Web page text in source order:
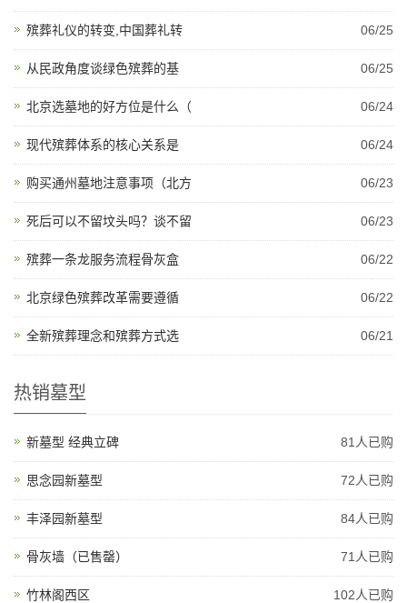
殡葬礼仪的转变,中国葬礼转 06/25
从民政角度谈绿色殡葬的基 06/25
北京选墓地的好方位是什么（ 06/24
现代殡葬体系的核心关系是 06/24
购买通州墓地注意事项（北方 06/23
死后可以不留坟头吗？谈不留 06/23
殡葬一条龙服务流程骨灰盒 06/22
北京绿色殡葬改革需要遵循 06/22
全新殡葬理念和殡葬方式选 06/21
热销墓型
新墓型 经典立碑 81人已购
思念园新墓型 72人已购
丰泽园新墓型 84人已购
骨灰墙（已售罄） 71人已购
竹林阁西区 102人已购